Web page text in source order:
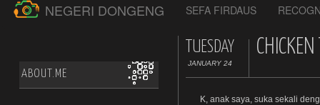
NEGERI DONGENG SEFA FIRDAUS
ABOUT.ME
TUESDAY
JANUARY 24
K, anak saya, suka sekali